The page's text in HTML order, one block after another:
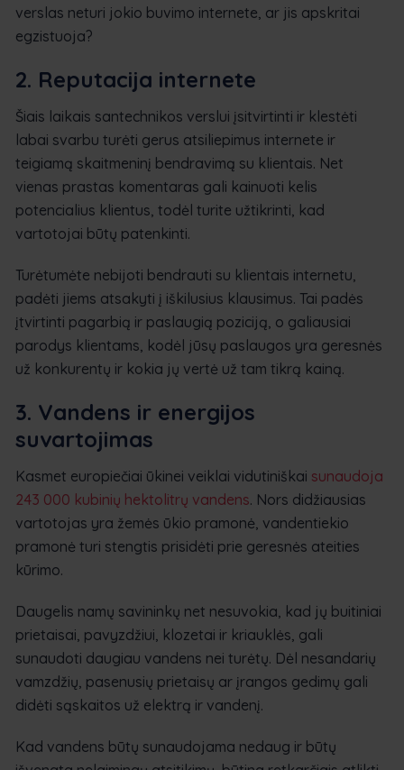
verslas neturi jokio buvimo internete, ar jis apskritai
egzistuoja?
2. Reputacija internete
Šiais laikais santechnikos verslui įsitvirtinti ir klestėti
labai svarbu turėti gerus atsiliepimus internete ir
teigiamą skaitmeninį bendravimą su klientais. Net
vienas prastas komentaras gali kainuoti kelis
potencialius klientus, todėl turite užtikrinti, kad
vartotojai būtų patenkinti.
Turėtumėte nebijoti bendrauti su klientais internetu,
padėti jiems atsakyti į iškilusius klausimus. Tai padės
įtvirtinti pagarbią ir paslaugią poziciją, o galiausiai
parodys klientams, kodėl jūsų paslaugos yra geresnės
už konkurentų ir kokia jų vertė už tam tikrą kainą.
3. Vandens ir energijos
suvartojimas
Kasmet europiečiai ūkinei veiklai vidutiniškai sunaudoja
243 000 kubinių hektolitrų vandens. Nors didžiausias
vartotojas yra žemės ūkio pramonė, vandentiekio
pramonė turi stengtis prisidėti prie geresnės ateities
kūrimo.
Daugelis namų savininkų net nesuvokia, kad jų buitiniai
prietaisai, pavyzdžiui, klozetai ir kriauklės, gali
sunaudoti daugiau vandens nei turėtų. Dėl nesandarių
vamzdžių, pasenusių prietaisų ar įrangos gedimų gali
didėti sąskaitos už elektrą ir vandenį.
Kad vandens būtų sunaudojama nedaug ir būtų